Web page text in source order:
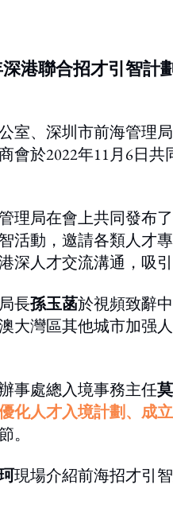
港聯合招才引智計
室、深圳市前海管理
會於2022年11月6日
理局在會上共同發布
活動，邀請各類人才
深人才交流溝通，吸
長孫玉菡於視頻致辭
大灣區其他城市加强
事處總入境事務主任
化人才入境計劃、成
。
現場介紹前海招才引